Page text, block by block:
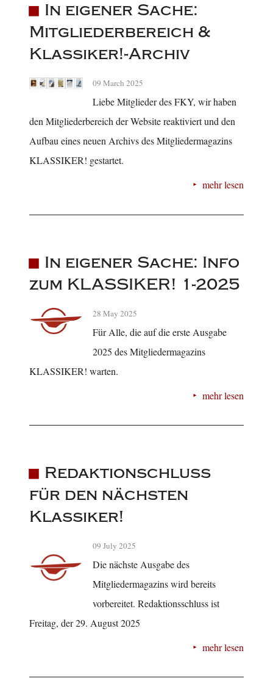
In eigener Sache:
Mitgliederbereich &
Klassiker!-Archiv
09 March 2025
Liebe Mitglieder des FKY, wir haben
den Mitgliederbereich der Website reaktiviert und den
Aufbau eines neuen Archivs des Mitgliedermagazins
KLASSIKER! gestartet.
mehr lesen
In eigener Sache: Info
zum KLASSIKER! 1-2025
28 May 2025
Für Alle, die auf die erste Ausgabe
2025 des Mitgliedermagazins
KLASSIKER! warten.
mehr lesen
Redaktionschluss
für den nächsten
Klassiker!
09 July 2025
Die nächste Ausgabe des
Mitgliedermagazins wird bereits
vorbereitet. Redaktionsschluss ist
Freitag, der 29. August 2025
mehr lesen